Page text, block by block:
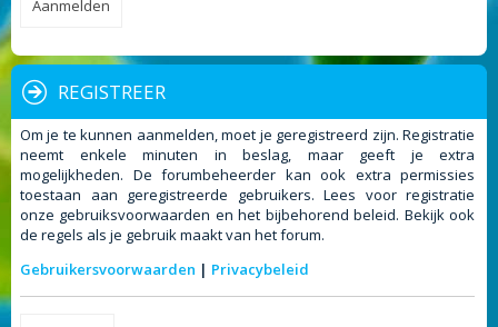
REGISTREER
Om je te kunnen aanmelden, moet je geregistreerd zijn. Registratie
neemt enkele minuten in beslag, maar geeft je extra
mogelijkheden. De forumbeheerder kan ook extra permissies
toestaan aan geregistreerde gebruikers. Lees voor registratie
onze gebruiksvoorwaarden en het bijbehorend beleid. Bekijk ook
de regels als je gebruik maakt van het forum.
Gebruikersvoorwaarden | Privacybeleid